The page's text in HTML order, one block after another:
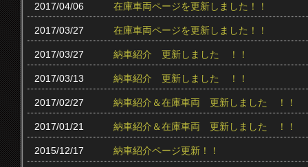
2017/04/06 在庫車両ページを更新しました！！
2017/03/27 在庫車両ページを更新しました！！
2017/03/27 納車紹介 更新しました ！！
2017/03/13 納車紹介 更新しました ！！
2017/02/27 納車紹介＆在庫車両 更新しました ！！
2017/01/21 納車紹介＆在庫車両 更新しました ！！
2015/12/17 納車紹介ページ更新！！